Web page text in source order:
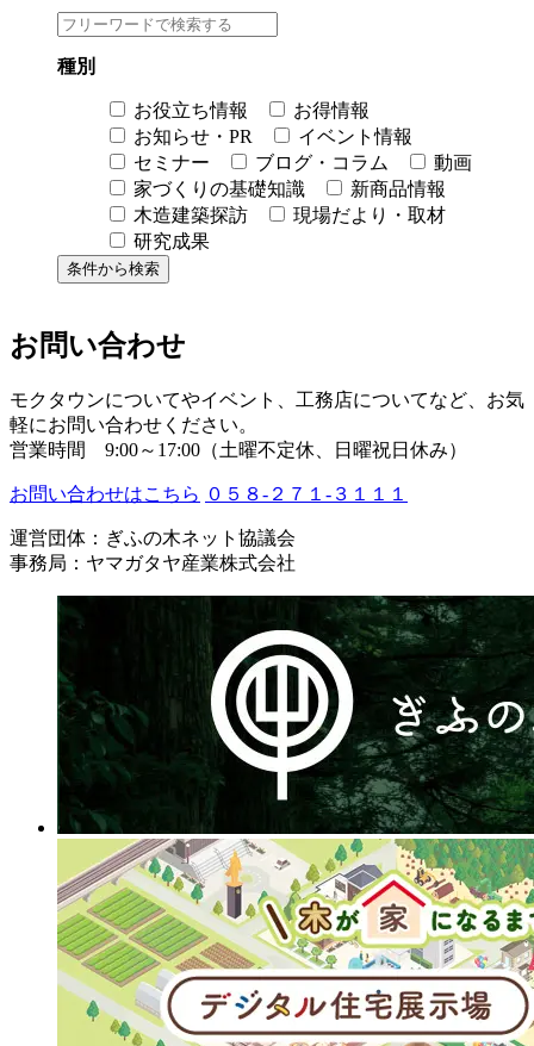
種別
お役立ち情報
お得情報
お知らせ・PR
イベント情報
セミナー
ブログ・コラム
動画
家づくりの基礎知識
新商品情報
木造建築探訪
現場だより・取材
研究成果
お問い合わせ
モクタウンについてやイベント、工務店についてなど、お気
軽にお問い合わせください。
営業時間 9:00～17:00（土曜不定休、日曜祝日休み）
お問い合わせはこちら ０５８-２７１-３１１１
運営団体：ぎふの木ネット協議会
事務局：ヤマガタヤ産業株式会社